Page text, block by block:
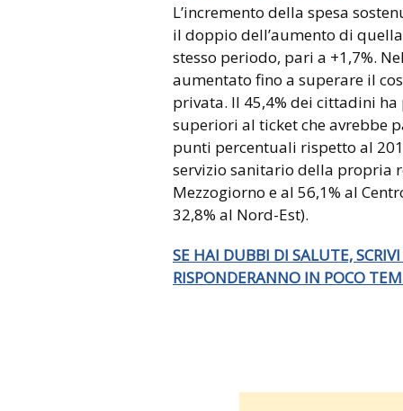
L’incremento della spesa
il doppio dell’aumento di
stesso periodo, pari a +1,7%.
aumentato fino a superare il
privata. Il 45,4% dei cittadini
superiori al ticket che avrebbe
punti percentuali rispetto al
servizio sanitario della propria
Mezzogiorno e al 56,1% al
32,8% al Nord-Est).
SE HAI DUBBI DI SALUTE,
RISPONDERANNO IN POCO